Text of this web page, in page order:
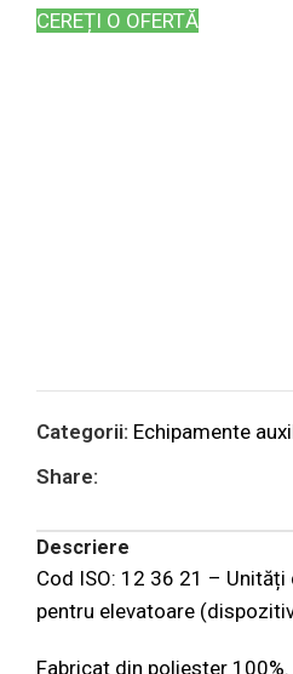
CEREȚI O OFERTĂ
Categorii: Echipamente
Share:
Descriere
Cod ISO: 12 36 21 –
pentru elevatoare
Fabricat din poliester